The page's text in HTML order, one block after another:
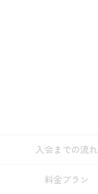
入会までの流れ
料金プラン